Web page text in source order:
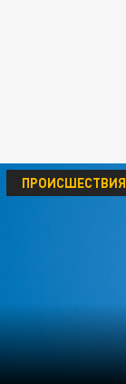
ПРОИСШЕСТВИЯ